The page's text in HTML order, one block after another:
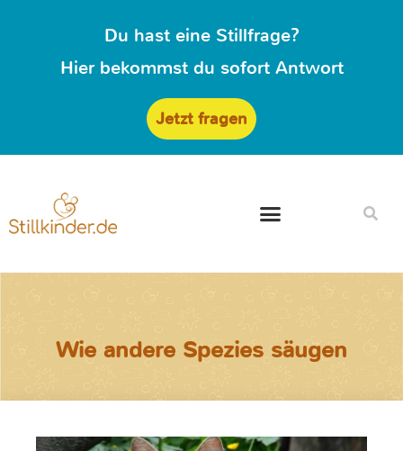
Du hast eine Stillfrage?
Hier bekommst du sofort Antwort
Jetzt fragen
Wie andere Spezies säugen